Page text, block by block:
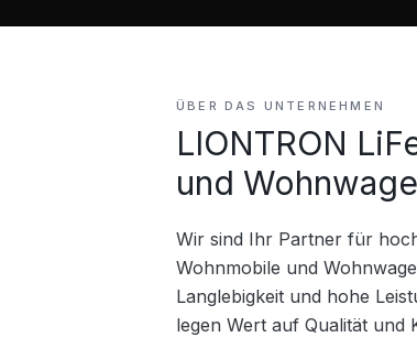
ÜBER DAS UNTERNEHMEN
LIONTRON
und
Wir sind Ihr Partner für
Wohnmobile und
Langlebigkeit und hohe
legen Wert auf Qualität und